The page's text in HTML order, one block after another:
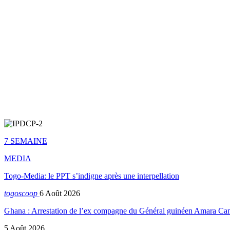
7 SEMAINE
MEDIA
Togo-Media: le PPT s’indigne après une interpellation
togoscoop 6 Août 2026
Ghana : Arrestation de l’ex compagne du Général guinéen Amara
5 Août 2026